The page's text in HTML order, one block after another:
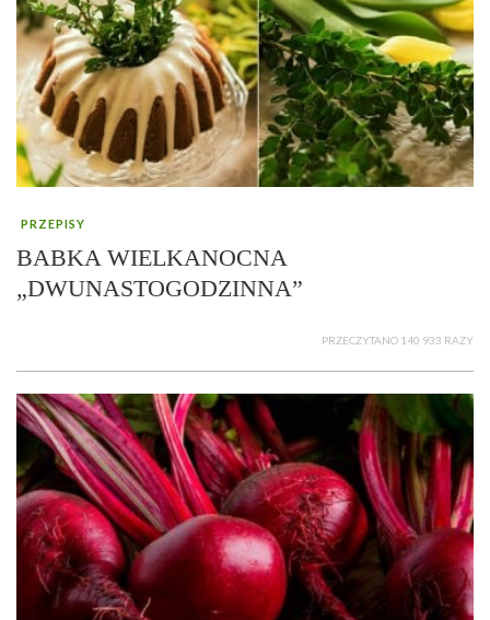
PRZEPISY
BABKA WIELKANOCNA
„DWUNASTOGODZINNA”
PRZECZYTANO 140 933 RAZY